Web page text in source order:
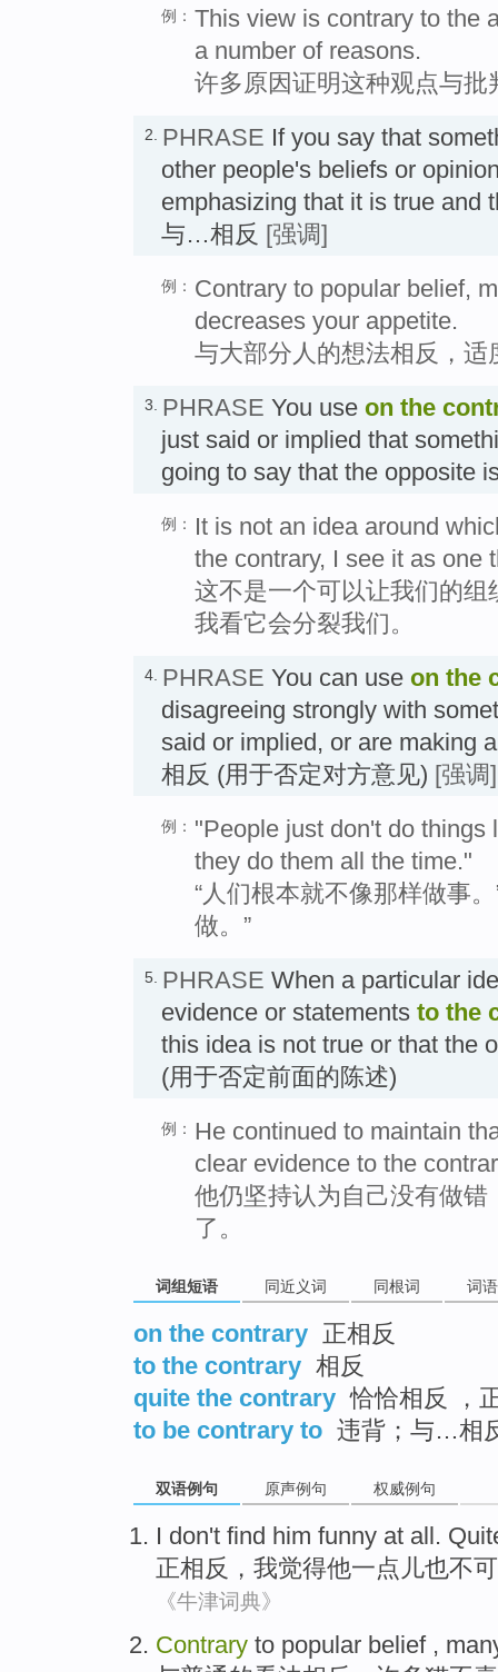
例： This view is contrary to the
a number of reasons.
许多原因证明这种观点与
2. PHRASE If you say that
other people's beliefs or
emphasizing that it is true and
与…相反 [强调]
例： Contrary to popular belief,
decreases your appetite.
与大部分人的想法相反，
3. PHRASE You use on the
just said or implied that
going to say that the opposite
例：
It is not an idea around
the contrary, I see it as one
这不是一个可以让我们的
我看它会分裂我们。
4. PHRASE You can use on the
disagreeing strongly with
said or implied, or are making
相反 (用于否定对方意见) [强调]
例： "People just don't do
they do them all the time."
“人们根本就不像那样做事
做。”
5. PHRASE When a particular
evidence or statements to the
this idea is not true or that the
(用于否定前面的陈述)
例： He continued to maintain
clear evidence to the
他仍坚持认为自己没有做
了。
词组短语 同近义词 同根词 词
on the contrary 正相反
to the contrary 相反
quite the contrary 恰恰相反 ，
to be contrary to 违背；与…相
双语例句 原声例句 权威例句
I don't find him funny at all.
正相反 ， 我觉得他一点儿也不
《牛津词典》
Contrary to popular belief,